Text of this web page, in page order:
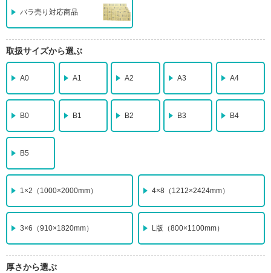
バラ売り対応商品
取扱サイズから選ぶ
A0 A1 A2 A3 A4
B0 B1 B2 B3 B4
B5
1×2 （1000×2000mm） 4×8 （1212×2424mm）
3×6 （910×1820mm） L版 （800×1100mm）
厚さから選ぶ